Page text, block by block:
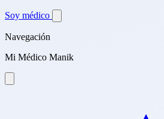
Soy médico
Navegación
Mi Médico Manik